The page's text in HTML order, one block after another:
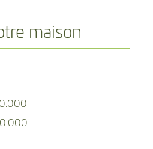
maison